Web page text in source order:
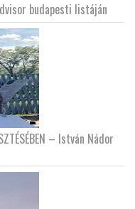
budapesti listáján
– István Nádor